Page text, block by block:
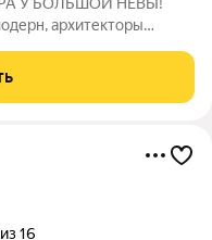
архитекторы
Парадный вход с
16